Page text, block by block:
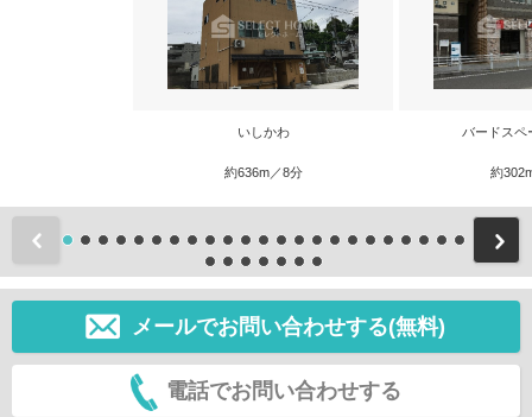
いしかわ
約636m／8分
バードスペ
約
前
メールでお問い合わせする(無料)
電話でお問い合わせする